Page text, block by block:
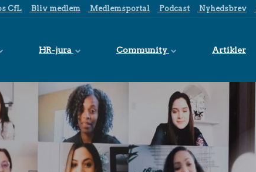
CfL Bliv medlem Medlemsportal Podcast Nyhedsbrev
HR-jura Community Artikler